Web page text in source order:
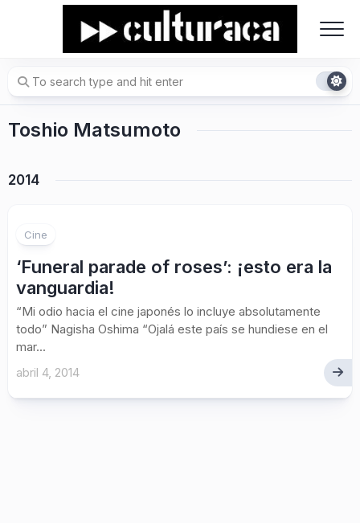
Toshio Matsumoto
2014
Cine
‘Funeral parade of roses’: ¡esto era la
vanguardia!
“Mi odio hacia el cine japonés lo incluye absolutamente
todo” Nagisha Oshima “Ojalá este país se hundiese en el
mar...
abril 4, 2014